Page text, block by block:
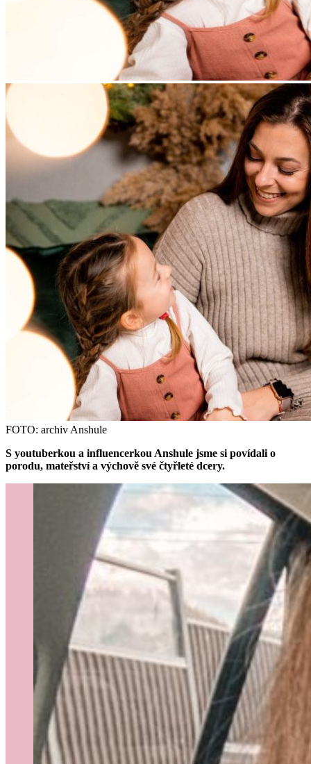
FOTO: archiv Anshule
S youtuberkou a influencerkou Anshule jsme si povídali o
porodu, mateřství a výchově své čtyřleté dcery.